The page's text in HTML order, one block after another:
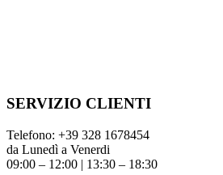
SERVIZIO CLIENTI
Telefono: +39 328 1678454
da Lunedì a Venerdi
09:00 – 12:00 | 13:30 – 18:30